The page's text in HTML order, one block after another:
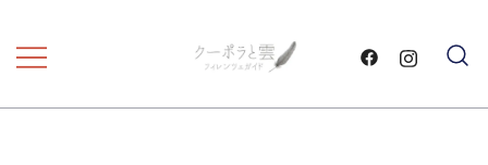
フィレンツェガイド・クーポ